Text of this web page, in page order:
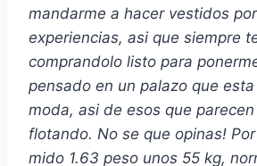
mandarme a hacer vestidos
experiencias, asi que siempre
comprandolo listo para
pensado en un palazo que
moda, asi de esos que
flotando. No se que opinas!
mido 1.63 peso unos 55 kg,